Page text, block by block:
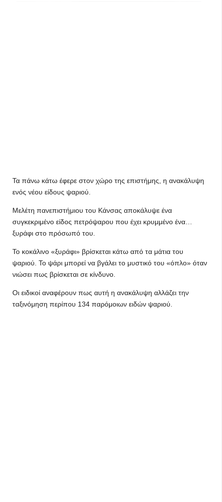
Τα πάνω κάτω έφερε στον χώρο της επιστήμης, η ανακάλυψη
ενός νέου είδους ψαριού.
Μελέτη πανεπιστήμιου του Κάνσας αποκάλυψε ένα
συγκεκριμένο είδος πετρόψαρου που έχει κρυμμένο ένα…
ξυράφι στο πρόσωπό του.
Το κοκάλινο «ξυράφι» βρίσκεται κάτω από τα μάτια του
ψαριού. Το ψάρι μπορεί να βγάλει το μυστικό του «όπλο» όταν
νιώσει πως βρίσκεται σε κίνδυνο.
Οι ειδικοί αναφέρουν πως αυτή η ανακάλυψη αλλάζει την
ταξινόμηση περίπου 134 παρόμοιων ειδών ψαριού.